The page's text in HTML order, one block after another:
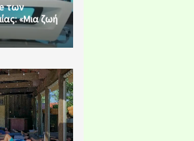
των
«Μια ζωή